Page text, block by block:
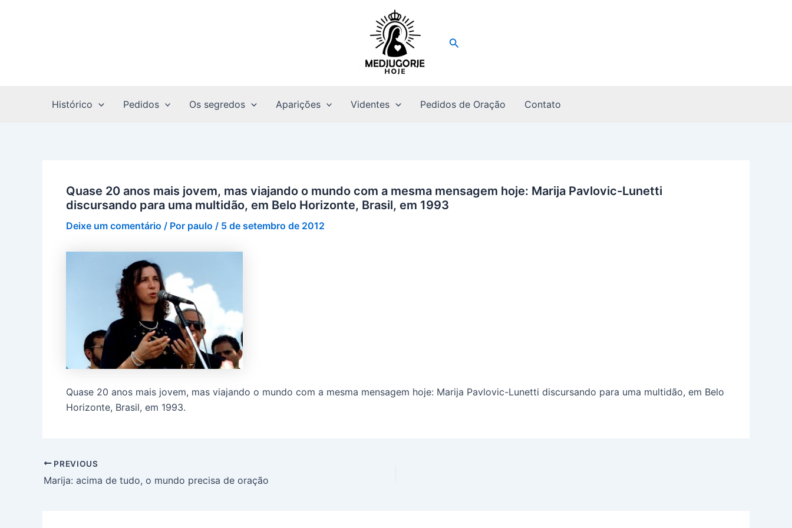
Pesquisar
Histórico Pedidos Os segredos Aparições Videntes Pedidos de Oração Contato
Quase 20 anos mais jovem, mas viajando o mundo com a mesma mensagem hoje: Marija Pavlovic-Lunetti
discursando para uma multidão, em Belo Horizonte, Brasil, em 1993
Deixe um comentário / Por paulo / 5 de setembro de 2012
Quase 20 anos mais jovem, mas viajando o mundo com a mesma mensagem hoje: Marija Pavlovic-Lunetti discursando para uma multidão, em Belo
Horizonte, Brasil, em 1993.
PREVIOUS
Marija: acima de tudo, o mundo precisa de oração